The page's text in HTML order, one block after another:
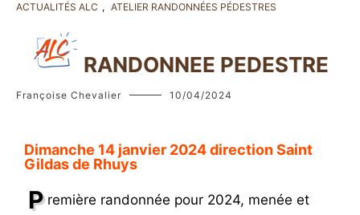
ACTUALITÉS ALC , ATELIER RANDONNÉES PÉDESTRES
RANDONNEE PEDESTRE
Françoise Chevalier 10/04/2024
Dimanche 14 janvier 2024 direction Saint
Gildas de Rhuys
P remière randonnée pour 2024, menée et